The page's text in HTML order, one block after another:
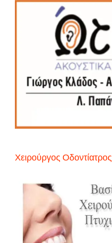
Χειρούργος Οδοντίατρος